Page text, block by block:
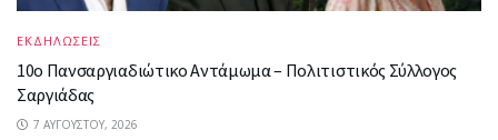
ΕΚΔΗΛΩΣΕΙΣ
10ο Πανσαργιαδιώτικο Αντάμωμα – Πολιτιστικός Σύλλογος
Σαργιάδας
7 ΑΥΓΟΎΣΤΟΥ, 2026